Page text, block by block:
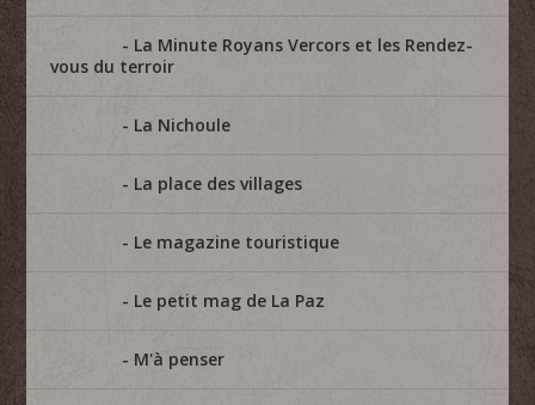
La Minute Royans Vercors et les Rendez-
vous du terroir
La Nichoule
La place des villages
Le magazine touristique
Le petit mag de La Paz
M'à penser